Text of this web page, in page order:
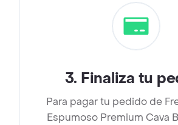
3. Finaliza tu
Para pagar tu pedido de
Espumoso Premium Cava